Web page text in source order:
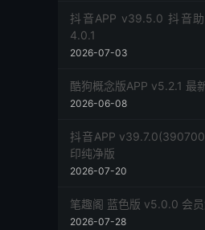
抖音APP v39.5.0 抖音
4.0.1
2026-07-03
酷狗概念版APP v5.2.1 最
2026-06-08
抖音APP
印纯净版
2026-07-20
笔趣阁 蓝色版 v5.0.0 会
2026-07-28